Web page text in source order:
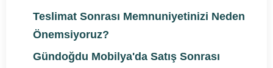
Teslimat Sonrası Memnuniyetinizi Neden
Önemsiyoruz?
Gündoğdu Mobilya'da Satış Sonrası